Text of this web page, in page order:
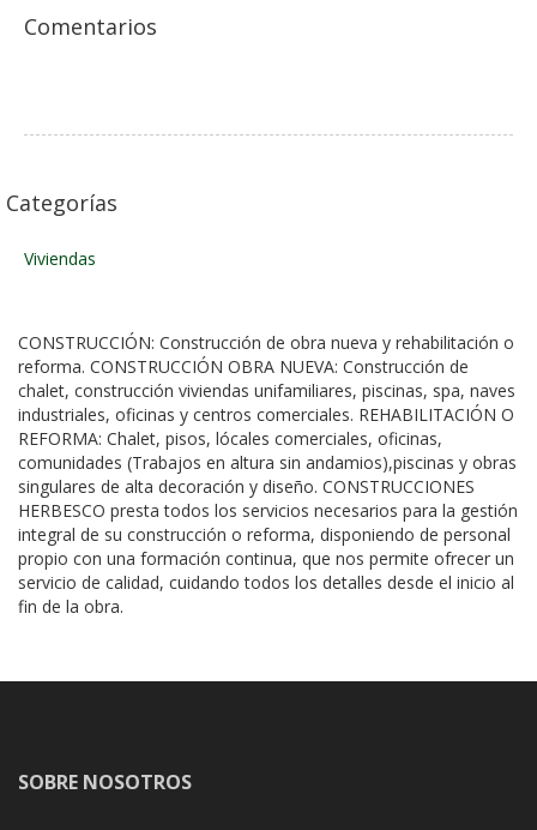
Comentarios
Categorías
Viviendas
CONSTRUCCIÓN: Construcción de obra nueva y rehabilitación o
reforma. CONSTRUCCIÓN OBRA NUEVA: Construcción de
chalet, construcción viviendas unifamiliares, piscinas, spa, naves
industriales, oficinas y centros comerciales. REHABILITACIÓN O
REFORMA: Chalet, pisos, lócales comerciales, oficinas,
comunidades (Trabajos en altura sin andamios),piscinas y obras
singulares de alta decoración y diseño. CONSTRUCCIONES
HERBESCO presta todos los servicios necesarios para la gestión
integral de su construcción o reforma, disponiendo de personal
propio con una formación continua, que nos permite ofrecer un
servicio de calidad, cuidando todos los detalles desde el inicio al
fin de la obra.
SOBRE NOSOTROS